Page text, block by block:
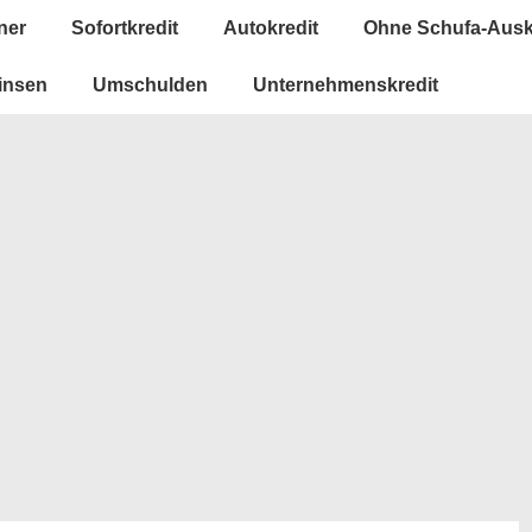
Sofortkredit Autokredit Ohne Schufa-
Umschulden Unternehmenskredit